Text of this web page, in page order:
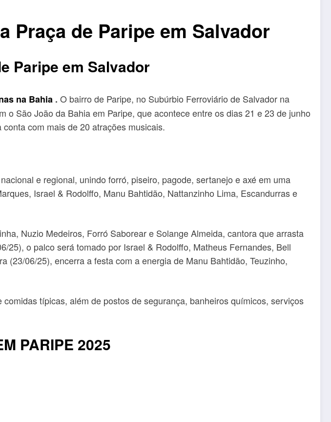
Praça de Paripe em Salvador
Paripe em Salvador
na Bahia . O bairro de Paripe, no Subúrbio Ferroviário de Salvador na
São João da Bahia em Paripe, que acontece entre os dias 21 e 23 de junho
com mais de 20 atrações musicais.
e regional, unindo forró, piseiro, pagode, sertanejo e axé em uma
Israel & Rodolffo, Manu Bahtidão, Nattanzinho Lima, Escandurras e
Nuzio Medeiros, Forró Saborear e Solange Almeida, cantora que arrasta
o palco será tomado por Israel & Rodolffo, Matheus Fernandes, Bell
(23/06/25), encerra a festa com a energia de Manu Bahtidão, Teuzinho,
típicas, além de postos de segurança, banheiros químicos, serviços
PARIPE 2025